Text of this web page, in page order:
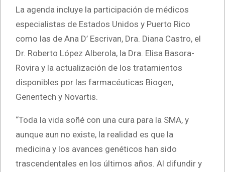
La agenda incluye la participación de médicos
especialistas de Estados Unidos y Puerto Rico
como las de Ana D’ Escrivan, Dra. Diana Castro, el
Dr. Roberto López Alberola, la Dra. Elisa Basora-
Rovira y la actualización de los tratamientos
disponibles por las farmacéuticas Biogen,
Genentech y Novartis.
“Toda la vida soñé con una cura para la SMA, y
aunque aun no existe, la realidad es que la
medicina y los avances genéticos han sido
trascendentales en los últimos años. Al difundir y